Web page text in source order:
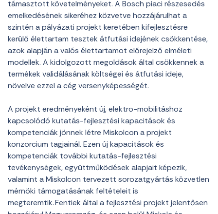
támasztott követelményeket. A Bosch piaci részesedés
emelkedésének sikeréhez közvetve hozzájárulhat a
szintén a pályázati projekt keretében kifejlesztésre
kerülő élettartam tesztek átfutási idejének csökkentése,
azok alapján a valós élettartamot előrejelző elméleti
modellek. A kidolgozott megoldások által csökkennek a
termékek validálásának költségei és átfutási ideje,
növelve ezzel a cég versenyképességét.
A projekt eredményeként új, elektro-mobilitáshoz
kapcsolódó kutatás-fejlesztési kapacitások és
kompetenciák jönnek létre Miskolcon a projekt
konzorcium tagjainál. Ezen új kapacitások és
kompetenciák további kutatás-fejlesztési
tevékenységek, együttműködések alapjait képezik,
valamint a Miskolcon tervezett sorozatgyártás közvetlen
mérnöki támogatásának feltételeit is
megteremtik. Fentiek által a fejlesztési projekt jelentősen